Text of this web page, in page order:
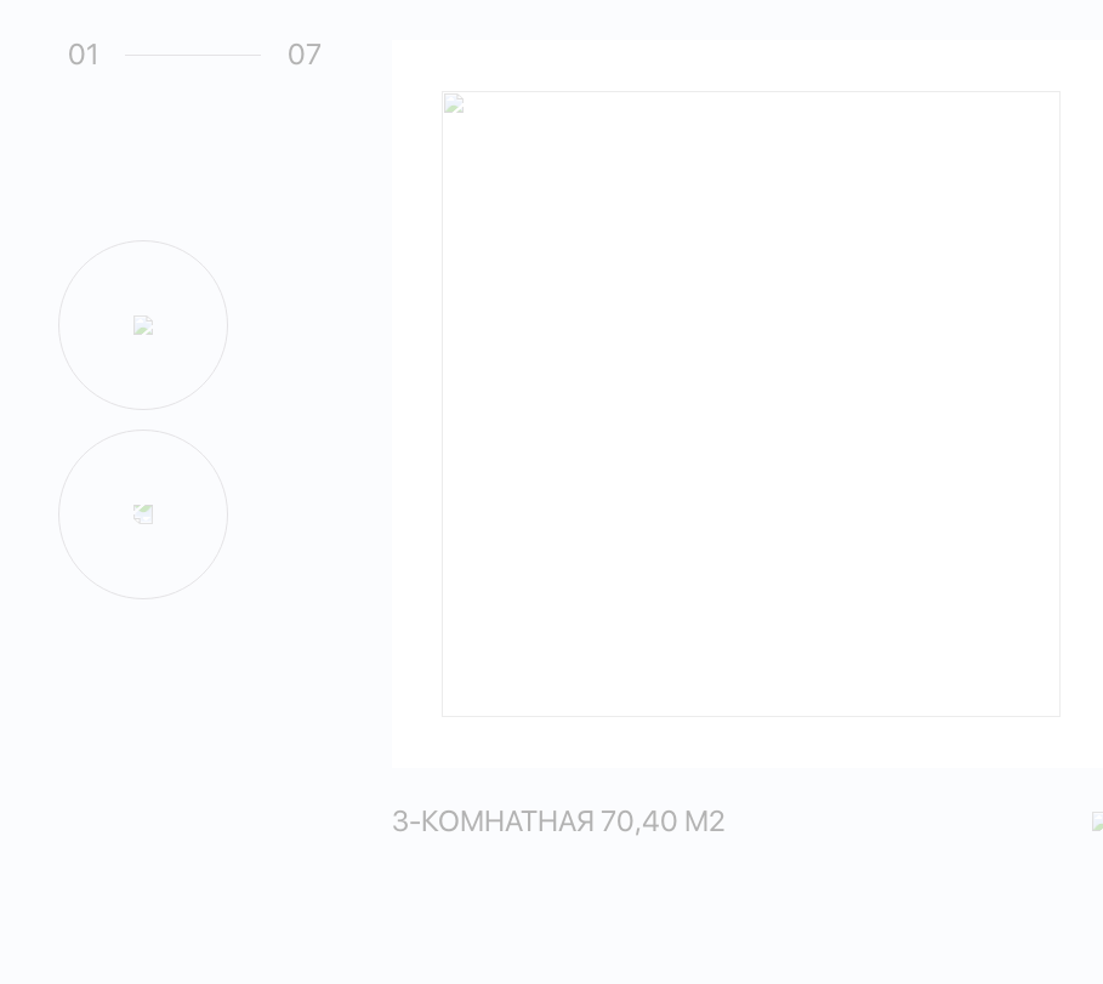
01 07
3-КОМНАТНАЯ 70,40 М2